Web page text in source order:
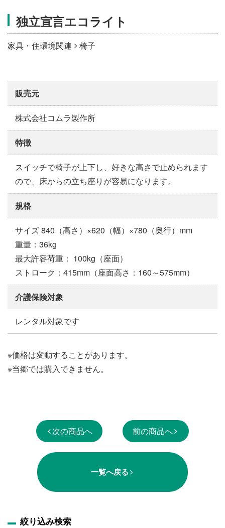
アクセス
独立宣言エコライト
家具・住環境関連 椅子
販売元
株式会社コムラ製作所
特徴
スイッチで椅子が上下し、好きな高さで止められます
ので、床からの立ち座りが容易になります。
規格
サイズ 840（高さ）×620（幅）×780（奥行）mm
重量：36kg
最大許容荷重： 100kg（座面）
ストローク：415mm（座面高さ：160～575mm）
介護保険対象
レンタル対象です
※価格は変動することがあります。
※当郷では購入できません。
次の商品へ 前の商品へ
一覧へ戻る
絞り込み検索